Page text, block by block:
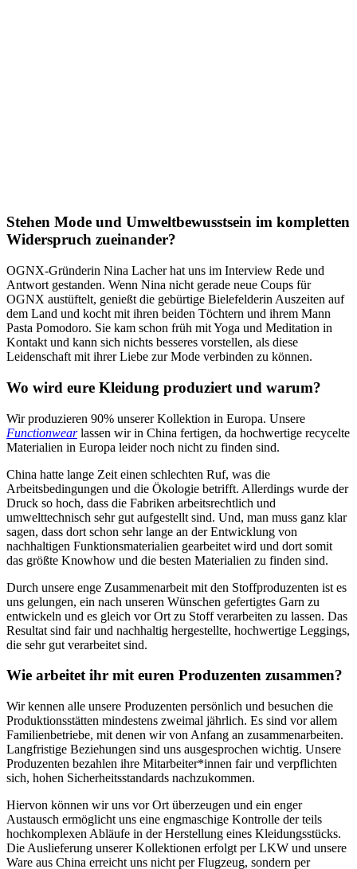
Stehen Mode und Umweltbewusstsein im kompletten
Widerspruch zueinander?
OGNX-Gründerin Nina Lacher hat uns im Interview Rede und
Antwort gestanden. Wenn Nina nicht gerade neue Coups für
OGNX austüftelt, genießt die gebürtige Bielefelderin Auszeiten auf
dem Land und kocht mit ihren beiden Töchtern und ihrem Mann
Pasta Pomodoro. Sie kam schon früh mit Yoga und Meditation in
Kontakt und kann sich nichts besseres vorstellen, als diese
Leidenschaft mit ihrer Liebe zur Mode verbinden zu können.
Wo wird eure Kleidung produziert und warum?
Wir produzieren 90% unserer Kollektion in Europa. Unsere
Functionwearlassen wir in China fertigen, da hochwertige recycelte
Materialien in Europa leider noch nicht zu finden sind.
China hatte lange Zeit einen schlechten Ruf, was die
Arbeitsbedingungen und die Ökologie betrifft. Allerdings wurde der
Druck so hoch, dass die Fabriken arbeitsrechtlich und
umwelttechnisch sehr gut aufgestellt sind. Und, man muss ganz klar
sagen, dass dort schon sehr lange an der Entwicklung von
nachhaltigen Funktionsmaterialien gearbeitet wird und dort somit
das größte Knowhow und die besten Materialien zu finden sind.
Durch unsere enge Zusammenarbeit mit den Stoffproduzenten ist es
uns gelungen, ein nach unseren Wünschen gefertigtes Garn zu
entwickeln und es gleich vor Ort zu Stoff verarbeiten zu lassen. Das
Resultat sind fair und nachhaltig hergestellte, hochwertige Leggings,
die sehr gut verarbeitet sind.
Wie arbeitet ihr mit euren Produzenten zusammen?
Wir kennen alle unsere Produzenten persönlich und besuchen die
Produktionsstätten mindestens zweimal jährlich. Es sind vor allem
Familienbetriebe, mit denen wir von Anfang an zusammenarbeiten.
Langfristige Beziehungen sind uns ausgesprochen wichtig. Unsere
Produzenten bezahlen ihre Mitarbeiter*innen fair und verpflichten
sich, hohen Sicherheitsstandards nachzukommen.
Hiervon können wir uns vor Ort überzeugen und ein enger
Austausch ermöglicht uns eine engmaschige Kontrolle der teils
hochkomplexen Abläufe in der Herstellung eines Kleidungsstücks.
Die Auslieferung unserer Kollektionen erfolgt per LKW und unsere
Ware aus China erreicht uns nicht per Flugzeug, sondern per